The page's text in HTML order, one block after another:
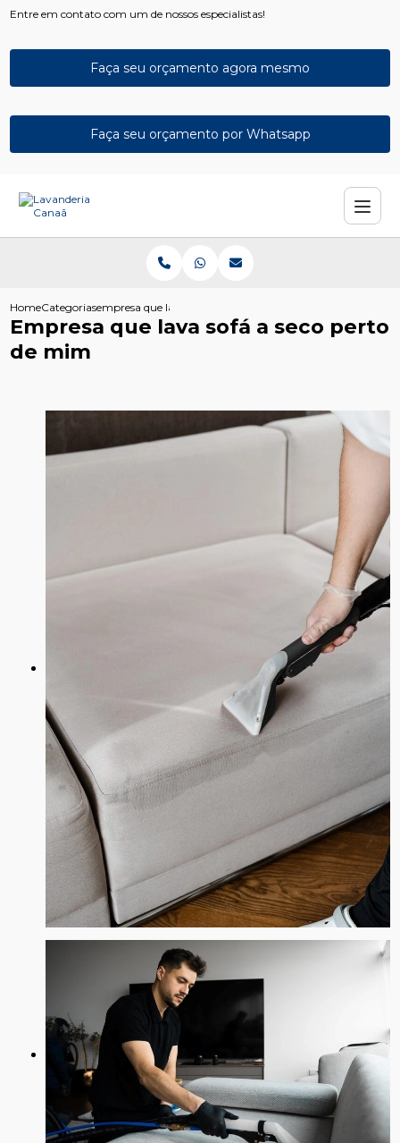
Entre em contato com um de nossos especialistas!
Faça seu orçamento agora mesmo
Faça seu orçamento por Whatsapp
HomeCategoriasempresa que lava sofa seco perto mim
Empresa que lava sofá a seco perto
de mim